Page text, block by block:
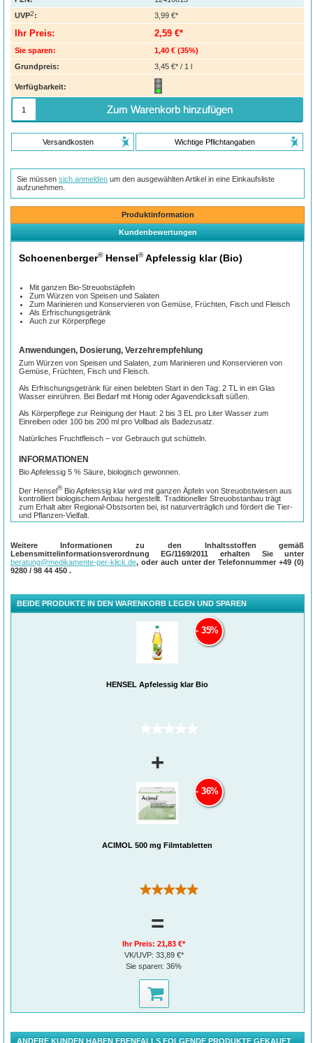
UVP2: 3,99 €*
Ihr Preis: 2,59 €*
Sie sparen: 1,40 € (35%)
Grundpreis:
3,45 €* / 1 l
Verfügbarkeit:
Zum Warenkorb hinzufügen
Versandkosten Wichtige Pflichtangaben
Sie müssensich anmelden um den ausgewählten Artikel in eine Einkaufsliste
aufzunehmen.
Produktinformation
Kundenbewertungen
Schoenenberger®Hensel®Apfelessig klar (Bio)
Mit ganzen Bio-Streuobstäpfeln
Zum Würzen von Speisen und Salaten
Zum Marinieren und Konservieren von Gemüse, Früchten, Fisch und Fleisch
Als Erfrischungsgetränk
Auch zur Körperpflege
Anwendungen, Dosierung, Verzehrempfehlung
Zum Würzen von Speisen und Salaten, zum Marinieren und Konservieren von
Gemüse, Früchten, Fisch und Fleisch.
Als Erfrischungsgetränk für einen belebten Start in den Tag: 2 TL in ein Glas
Wasser einrühren. Bei Bedarf mit Honig oder Agavendicksaft süßen.
Als Körperpflege zur Reinigung der Haut: 2 bis 3 EL pro Liter Wasser zum
Einreiben oder 100 bis 200 ml pro Vollbad als Badezusatz.
Natürliches Fruchtfleisch – vor Gebrauch gut schütteln.
INFORMATIONEN
Bio Apfelessig 5 % Säure, biologisch gewonnen.
Der Hensel®Bio Apfelessig klar wird mit ganzen Äpfeln von Streuobstwiesen aus
kontrolliert biologischem Anbau hergestellt. Traditioneller Streuobstanbau trägt
zum Erhalt alter Regional-Obstsorten bei, ist naturverträglich und fördert die Tier-
und Pflanzen-Vielfalt.
im Süddeutschen hergestellten Bio-Essig-Spezialität wird darauf geachtet, die
wertvollen Inhaltsstoffe der Äpfel zu schonen.
Weitere Informationen zu den Inhaltsstoffen gemäß
Lebensmittelinformationsverordnung EG/1169/2011 erhalten Sie unter
beratung@medikamente-per-klick.de, oder auch unter der Telefonnummer+49 (0)
9280 / 98 44 450 .
BEIDE PRODUKTE IN DEN WARENKORB LEGEN UND SPAREN
HENSEL Apfelessig klar Bio
(0)
35%
+
ACIMOL 500 mg Filmtabletten
(3)
36%
=
Ihr Preis:21,83 €*
VK/UVP: 33,89 €*
Sie sparen:36%
ANDERE KUNDEN HABEN EBENFALLS FOLGENDE PRODUKTE GEKAUFT